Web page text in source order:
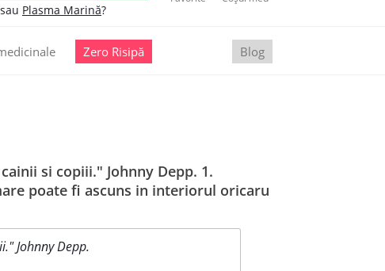
Plasma Marină?
Zero Risipă Blog
si copiii." Johnny Depp. 1.
poate fi ascuns in interiorul oricaru
Johnny Depp.